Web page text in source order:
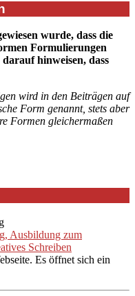
wurde, dass die
Formulierungen
hinweisen, dass
wird in den Beiträgen auf
Form genannt, stets aber
Formen gleichermaßen
Ausbildung zum
Schreiben
Es öffnet sich ein